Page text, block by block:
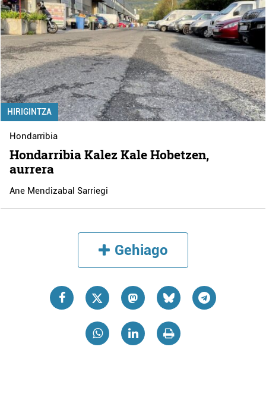
HIRIGINTZA
Hondarribia
Hondarribia Kalez Kale Hobetzen,
aurrera
Ane Mendizabal Sarriegi
Gehiago